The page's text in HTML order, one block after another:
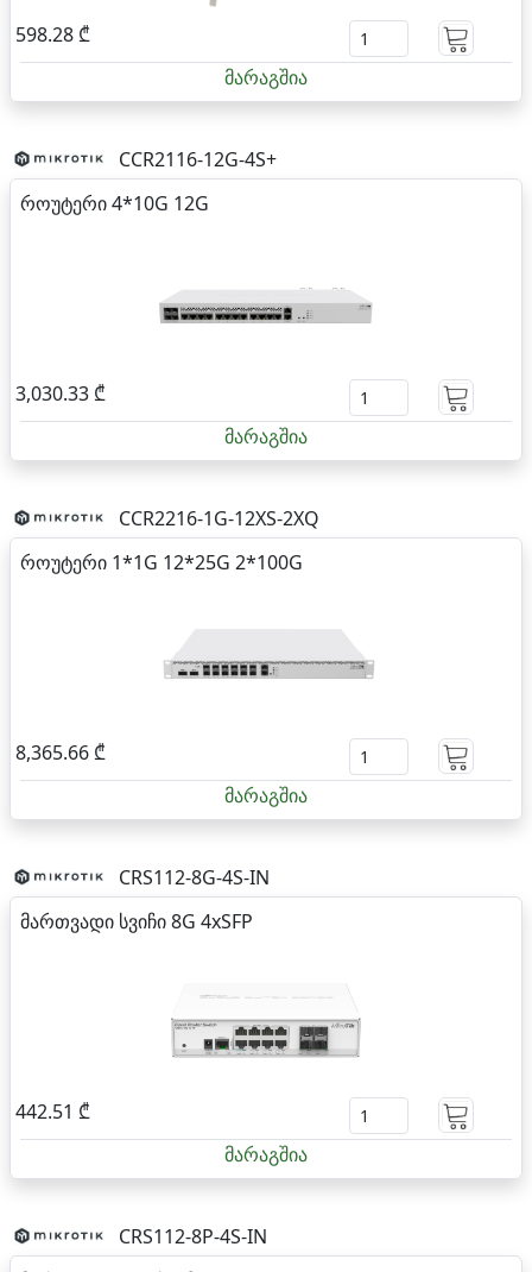
598.28 ₾
მარაგშია
CCR2116-12G-4S+
როუტერი 4*10G 12G
3,030.33 ₾
მარაგშია
CCR2216-1G-12XS-2XQ
როუტერი 1*1G 12*25G 2*100G
8,365.66 ₾
მარაგშია
CRS112-8G-4S-IN
მართვადი სვიჩი 8G 4xSFP
442.51 ₾
მარაგშია
CRS112-8P-4S-IN